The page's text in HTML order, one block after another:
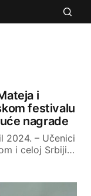
i
festivalu
nagrade
2024. – Učenici
i celoj Srbiji…